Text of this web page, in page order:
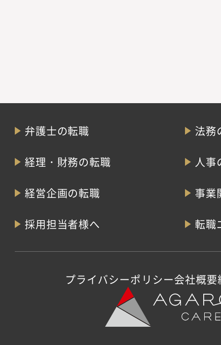
弁護士の転職 法務
経理・財務の転職 人事
経営企画の転職 事業
採用担当者様へ 転職
プライバシーポリシー会社概要